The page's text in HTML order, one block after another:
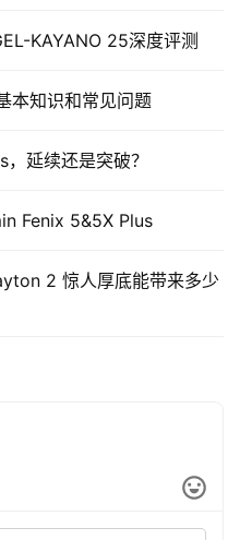
KAYANO 25深度评测
知识和常见问题
延续还是突破？
Fenix 5&5X Plus
2 惊人厚底能带来多少